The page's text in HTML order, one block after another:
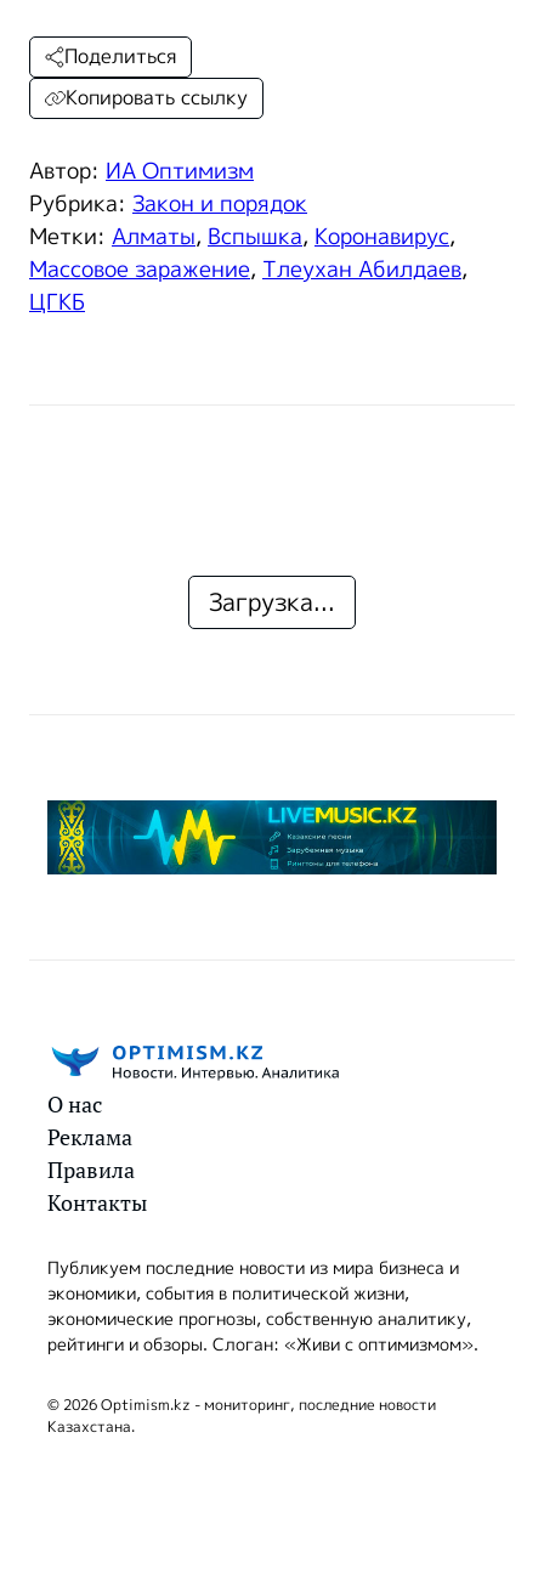
Автор: ИА Оптимизм
Рубрика: Закон и порядок
Метки: Алматы, Вспышка, Коронавирус,
Массовое заражение, Тлеухан Абилдаев,
ЦГКБ
Поделиться
Копировать ссылку
Загрузка...
О нас
Реклама
Правила
Контакты
Публикуем последние новости из мира бизнеса и
экономики, события в политической жизни,
экономические прогнозы, собственную аналитику,
рейтинги и обзоры. Слоган: «Живи с оптимизмом».
© 2026 Optimism.kz - мониторинг, последние новости
Казахстана.